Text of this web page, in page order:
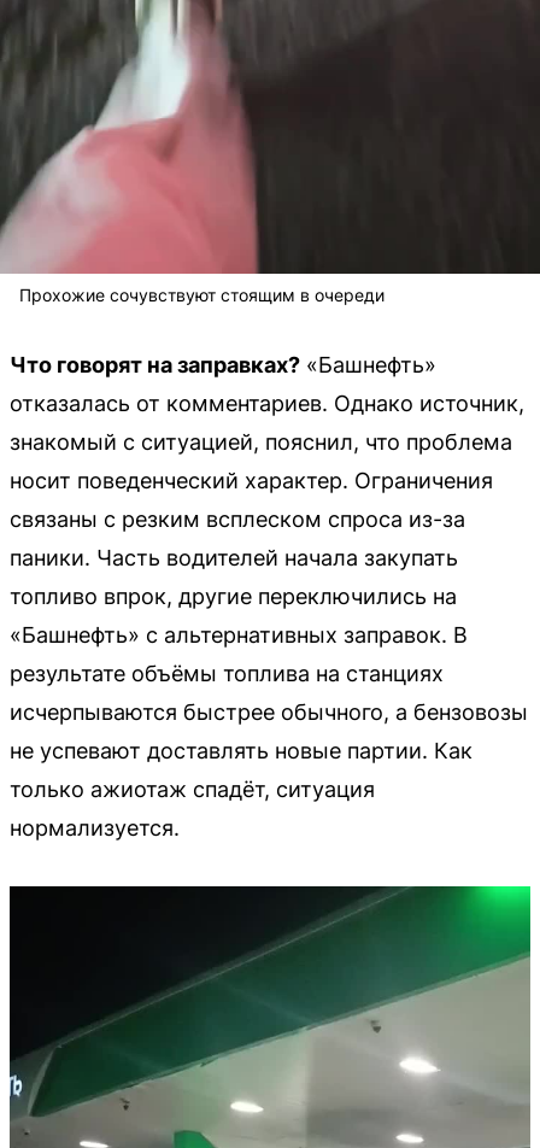
Прохожие сочувствуют стоящим в очереди
Что говорят на заправках? «Башнефть»
отказалась от комментариев. Однако источник,
знакомый с ситуацией, пояснил, что проблема
носит поведенческий характер. Ограничения
связаны с резким всплеском спроса из-за
паники. Часть водителей начала закупать
топливо впрок, другие переключились на
«Башнефть» с альтернативных заправок. В
результате объёмы топлива на станциях
исчерпываются быстрее обычного, а бензовозы
не успевают доставлять новые партии. Как
только ажиотаж спадёт, ситуация
нормализуется.